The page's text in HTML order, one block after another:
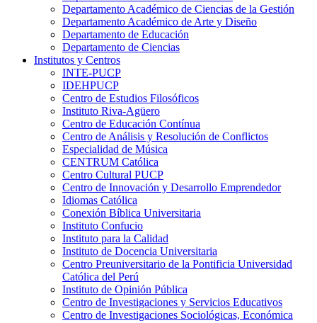
Departamento Académico de Ciencias de la Gestión
Departamento Académico de Arte y Diseño
Departamento de Educación
Departamento de Ciencias
Institutos y Centros
INTE-PUCP
IDEHPUCP
Centro de Estudios Filosóficos
Instituto Riva-Agüero
Centro de Educación Contínua
Centro de Análisis y Resolución de Conflictos
Especialidad de Música
CENTRUM Católica
Centro Cultural PUCP
Centro de Innovación y Desarrollo Emprendedor
Idiomas Católica
Conexión Bíblica Universitaria
Instituto Confucio
Instituto para la Calidad
Instituto de Docencia Universitaria
Centro Preuniversitario de la Pontificia Universidad
Católica del Perú
Instituto de Opinión Pública
Centro de Investigaciones y Servicios Educativos
Centro de Investigaciones Sociológicas, Económica